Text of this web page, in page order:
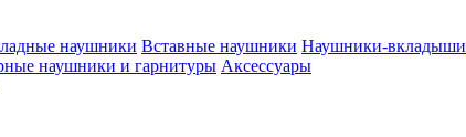
наушники Вставные наушники Наушники-вкладыши
наушники и гарнитуры Аксессуары